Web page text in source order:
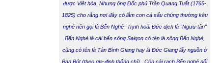
được Việt hóa. Nhưng ông Đốc phủ Trần Quang Tuất (1765-
1825) cho rằng nơi đây có lắm con cá sấu chúng thường kêu
nghé nên gọi là Bến Nghé- Trịnh hoài Đức dịch là “Ngưu-tân”
Bến Nghé là cái bến sông Saigon có tên là sông Bến Nghé,
cũng có tên là Tân Bình Giang hay là Đức Giang lấy nguồn ở
Ban Bót (theo gia-định thống chí) . Còn cái rạch Bến nghé nối